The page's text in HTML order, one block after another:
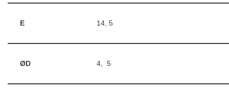
E 14, 5
ØD 4, 5